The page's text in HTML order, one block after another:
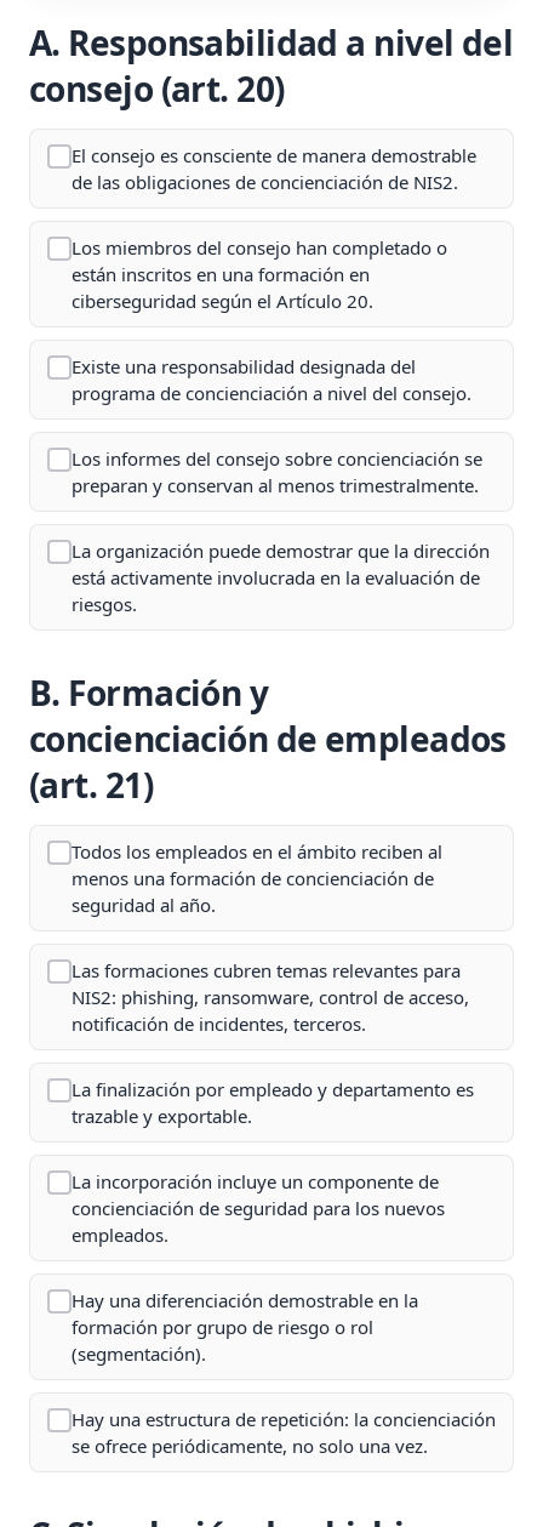
A. Responsabilidad a nivel del
consejo (art. 20)
El consejo es consciente de manera demostrable
de las obligaciones de concienciación de NIS2.
Los miembros del consejo han completado o
están inscritos en una formación en
ciberseguridad según el Artículo 20.
Existe una responsabilidad designada del
programa de concienciación a nivel del consejo.
Los informes del consejo sobre concienciación se
preparan y conservan al menos trimestralmente.
La organización puede demostrar que la dirección
está activamente involucrada en la evaluación de
riesgos.
B. Formación y
concienciación de empleados
(art. 21)
Todos los empleados en el ámbito reciben al
menos una formación de concienciación de
seguridad al año.
Las formaciones cubren temas relevantes para
NIS2: phishing, ransomware, control de acceso,
notificación de incidentes, terceros.
La finalización por empleado y departamento es
trazable y exportable.
La incorporación incluye un componente de
concienciación de seguridad para los nuevos
empleados.
Hay una diferenciación demostrable en la
formación por grupo de riesgo o rol
(segmentación).
Hay una estructura de repetición: la concienciación
se ofrece periódicamente, no solo una vez.